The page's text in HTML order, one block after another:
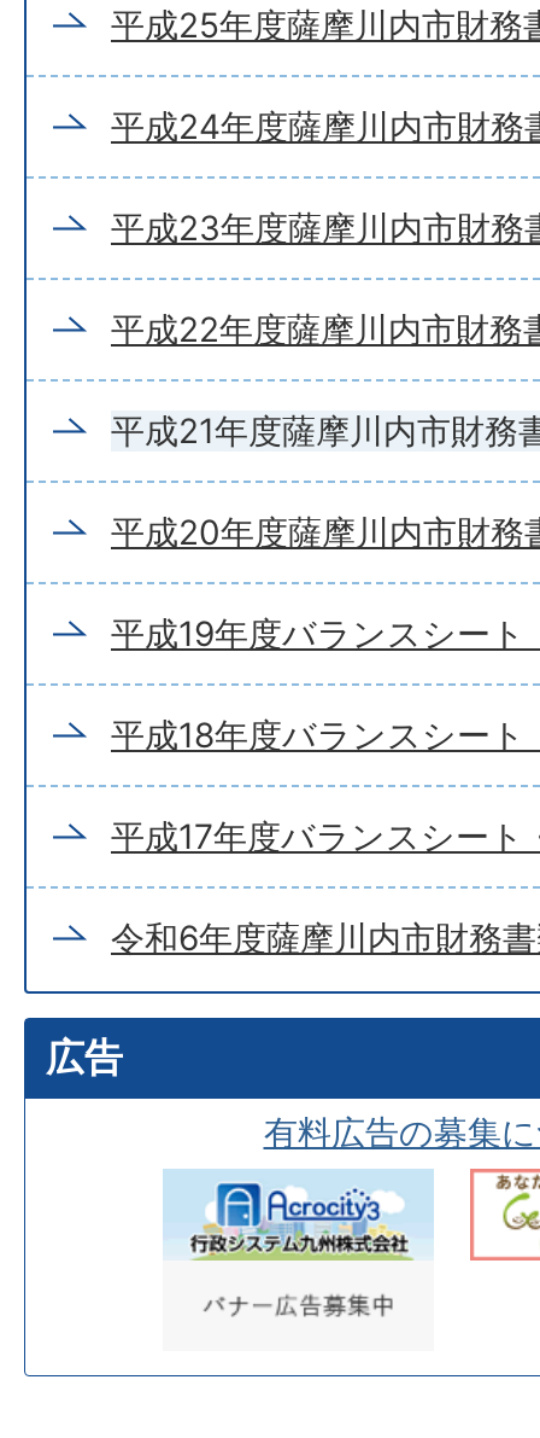
平成25年度薩摩川内市財務
平成24年度薩摩川内市財務
平成23年度薩摩川内市財務
平成22年度薩摩川内市財務
平成21年度薩摩川内市財務
平成20年度薩摩川内市財務
平成19年度バランスシート
平成18年度バランスシート
平成17年度バランスシート
令和6年度薩摩川内市財務
広告
有料広告の募集